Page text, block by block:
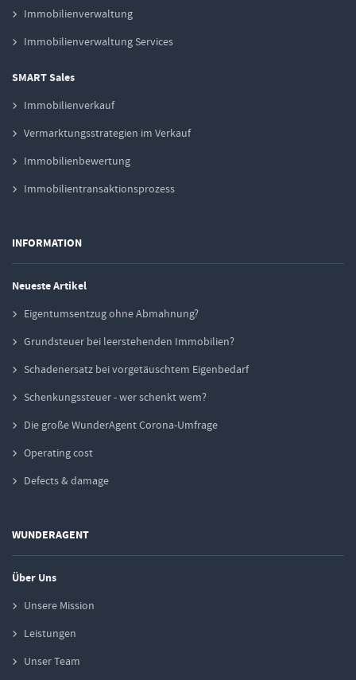
Immobilienverwaltung
Immobilienverwaltung Services
SMART Sales
Immobilienverkauf
Vermarktungsstrategien im Verkauf
Immobilienbewertung
Immobilientransaktionsprozess
INFORMATION
Neueste Artikel
Eigentumsentzug ohne Abmahnung?
Grundsteuer bei leerstehenden Immobilien?
Schadenersatz bei vorgetäuschtem Eigenbedarf
Schenkungssteuer - wer schenkt wem?
Die große WunderAgent Corona-Umfrage
Operating cost
Defects & damage
WUNDERAGENT
Über Uns
Unsere Mission
Leistungen
Unser Team